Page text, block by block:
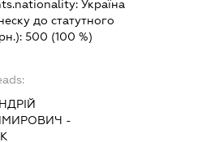
Україна
до статутного
500 (100 %)
-